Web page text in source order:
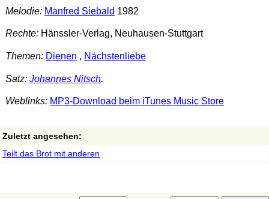
Melodie: Manfred Siebald 1982
Rechte:Hänssler-Verlag, Neuhausen-Stuttgart
Themen: Dienen , Nächstenliebe
Satz: Johannes Nitsch.
Weblinks: MP3-Download beim iTunes Music Store
Zuletzt angesehen:
Teilt das Brot mit anderen